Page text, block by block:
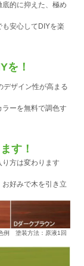
的に抑えた、極め
安心してDIYを楽
を！
デザイン性が高まる
ーを無料で調色す
す！
方は変わります
好みで木を引き立
例 塗装方法：原液1回